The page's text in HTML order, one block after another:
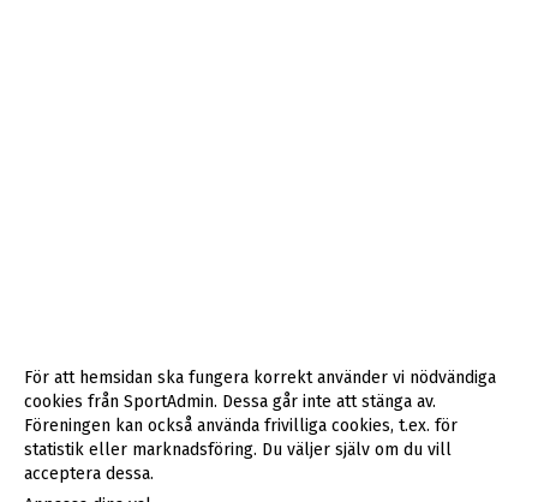
För att hemsidan ska fungera korrekt använder vi nödvändiga
cookies från SportAdmin. Dessa går inte att stänga av.
Föreningen kan också använda frivilliga cookies, t.ex. för
statistik eller marknadsföring. Du väljer själv om du vill
acceptera dessa.